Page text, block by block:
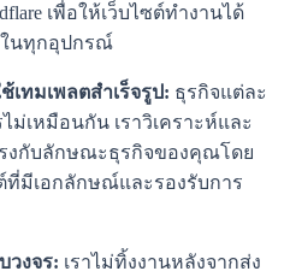
เพื่อให้เว็บไซต์ทำงานได้
ในทุกอุปกรณ์
เทมเพลตสำเร็จรูป: ธุรกิจแต่ละ
ม่เหมือนกัน เราวิเคราะห์และ
งกับลักษณะธุรกิจของคุณโดย
ที่มีเอกลักษณ์และรองรับการ
วงจร: เราไม่ทิ้งงานหลังจากส่ง